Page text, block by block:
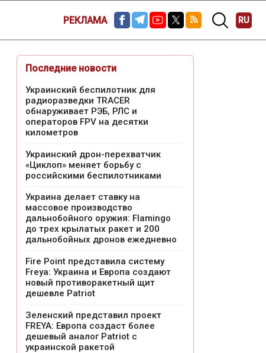
РЕКЛАМА RU
Последние новости
Украинский беспилотник для
радиоразведки TRACER
обнаруживает РЭБ, РЛС и
операторов FPV на десятки
километров
Украинский дрон-перехватчик
«Циклоп» меняет борьбу с
российскими беспилотниками
Украина делает ставку на
массовое производство
дальнобойного оружия: Flamingo
до трех крылатых ракет и 200
дальнобойных дронов ежедневно
Fire Point представила систему
Freya: Украина и Европа создают
новый противоракетный щит
дешевле Patriot
Зеленский представил проект
FREYA: Европа создаст более
дешевый аналог Patriot с
украинской ракетой